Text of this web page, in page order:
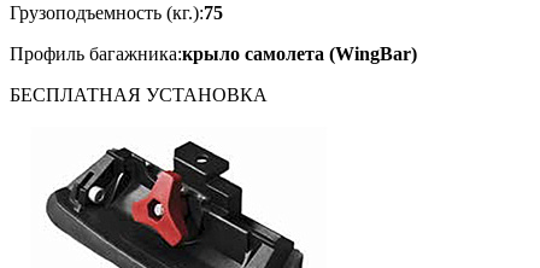
Грузоподъемность (кг.):75
Профиль багажника:крыло самолета (WingBar)
БЕСПЛАТНАЯ УСТАНОВКА